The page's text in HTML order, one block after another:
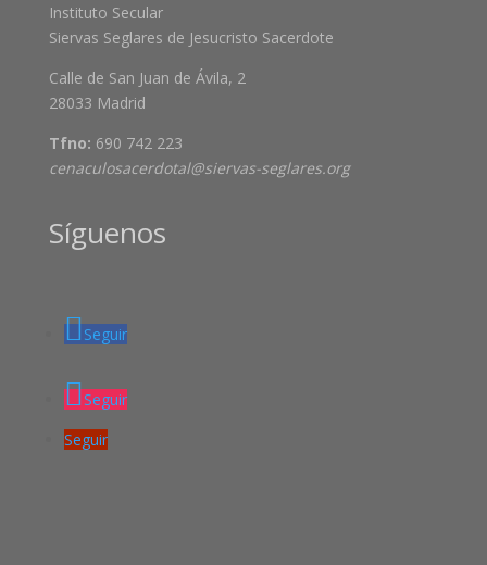
Instituto Secular
Siervas Seglares de Jesucristo Sacerdote
Calle de San Juan de Ávila, 2
28033 Madrid
Tfno: 690 742 223
cenaculosacerdotal@siervas-seglares.org
Síguenos
Seguir
Seguir
Seguir